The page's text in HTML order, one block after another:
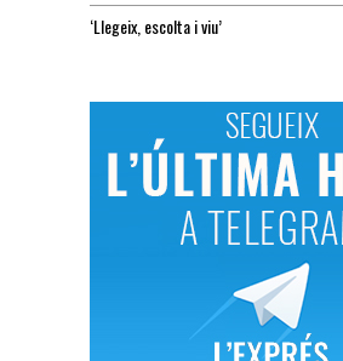
‘Llegeix, escolta i viu’